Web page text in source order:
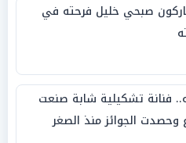
صبحي خليل فرحته في
فنانة تشكيلية شابة صنعت
وحصدت الجوائز منذ الصغر